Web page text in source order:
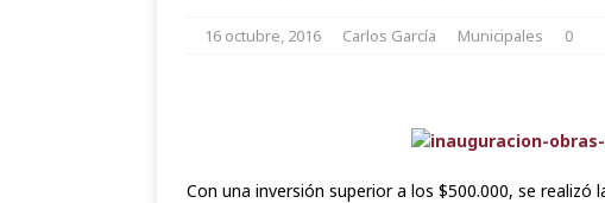
16 octubre, 2016 Carlos García Municipales 0
Con una inversión superior a los $500.000, se realizó